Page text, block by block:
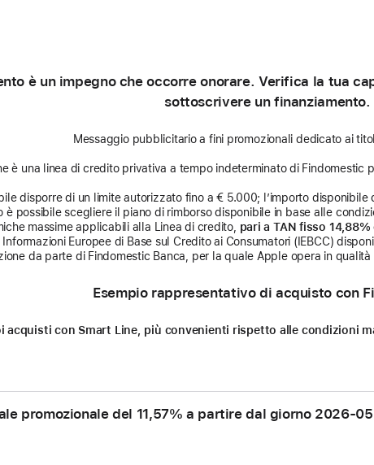
è un impegno che occorre onorare. Verifica la tua
sottoscrivere un finanziamento.
Messaggio pubblicitario a fini promozionali dedicato ai
è una linea di credito privativa a tempo indeterminato di Findomestic
disporre di un limite autorizzato fino a € 5.000; l’importo
è possibile scegliere il piano di rimborso disponibile in base alle
massime applicabili alla Linea di credito, pari a TAN fisso 14,88%
Europee di Base sul Credito ai Consumatori (IEBCC)
da parte di Findomestic Banca, per la quale Apple opera in
Esempio rappresentativo di acquisto con
con Smart Line, più convenienti rispetto alle condizioni
promozionale del 11,57% a partire dal giorno 2026-